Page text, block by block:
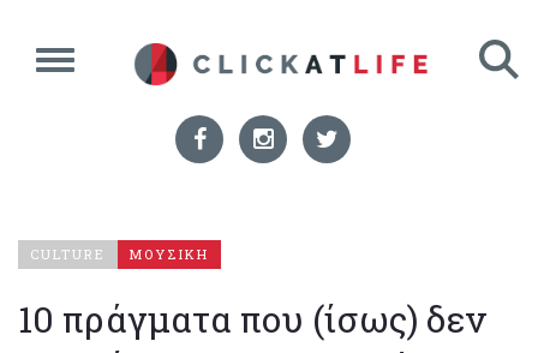
CULTURE ΜΟΥΣΙΚΗ
10 πράγματα που (ίσως) δεν